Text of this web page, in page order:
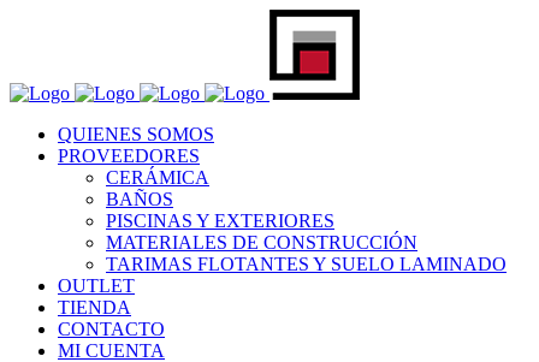
QUIENES SOMOS
PROVEEDORES
CERÁMICA
BAÑOS
PISCINAS Y EXTERIORES
MATERIALES DE CONSTRUCCIÓN
TARIMAS FLOTANTES Y SUELO LAMINADO
OUTLET
TIENDA
CONTACTO
MI CUENTA